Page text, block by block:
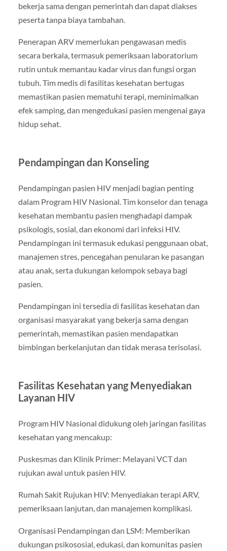
bekerja sama dengan pemerintah dan dapat diakses
peserta tanpa biaya tambahan.
Penerapan ARV memerlukan pengawasan medis
secara berkala, termasuk pemeriksaan laboratorium
rutin untuk memantau kadar virus dan fungsi organ
tubuh. Tim medis di fasilitas kesehatan bertugas
memastikan pasien mematuhi terapi, meminimalkan
efek samping, dan mengedukasi pasien mengenai gaya
hidup sehat.
Pendampingan dan Konseling
Pendampingan pasien HIV menjadi bagian penting
dalam Program HIV Nasional. Tim konselor dan tenaga
kesehatan membantu pasien menghadapi dampak
psikologis, sosial, dan ekonomi dari infeksi HIV.
Pendampingan ini termasuk edukasi penggunaan obat,
manajemen stres, pencegahan penularan ke pasangan
atau anak, serta dukungan kelompok sebaya bagi
pasien.
Pendampingan ini tersedia di fasilitas kesehatan dan
organisasi masyarakat yang bekerja sama dengan
pemerintah, memastikan pasien mendapatkan
bimbingan berkelanjutan dan tidak merasa terisolasi.
Fasilitas Kesehatan yang Menyediakan
Layanan HIV
Program HIV Nasional didukung oleh jaringan fasilitas
kesehatan yang mencakup:
Puskesmas dan Klinik Primer: Melayani VCT dan
rujukan awal untuk pasien HIV.
Rumah Sakit Rujukan HIV: Menyediakan terapi ARV,
pemeriksaan lanjutan, dan manajemen komplikasi.
Organisasi Pendampingan dan LSM: Memberikan
dukungan psikososial, edukasi, dan komunitas pasien